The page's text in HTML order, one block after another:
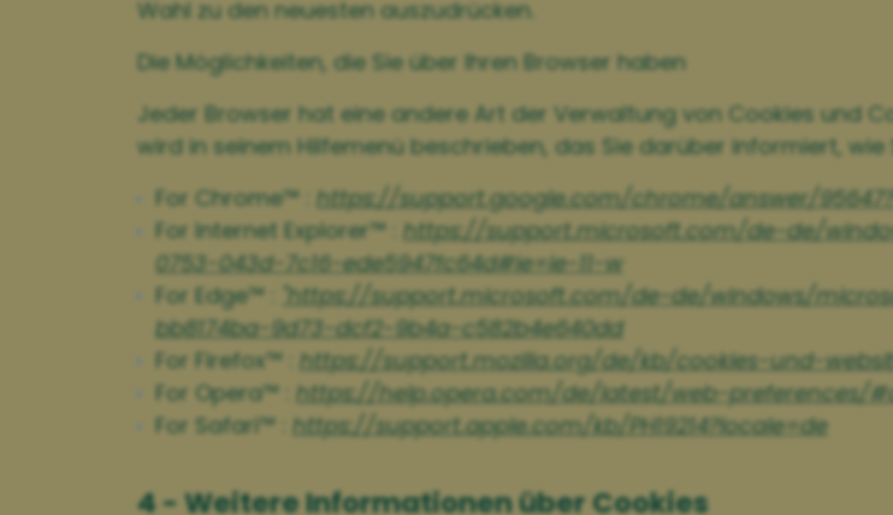
Wahl zu den neuesten auszudrücken.
Die Möglichkeiten, die Sie über Ihren Browser haben
Jeder Browser hat eine andere Art der Verwaltung von Cookies und
wird in seinem Hilfemenü beschrieben, das Sie darüber informiert, wie
For Chrome™ :
https://support.google.com/chrome/answer/
For Internet Explorer™ :
https://support.microsoft.com/de-de/
0753-043d-7c16-ede5947fc64d#ie=ie-11-w
For Edge™ :
"https://support.microsoft.com/de-de/windows/
bb8174ba-9d73-dcf2-9b4a-c582b4e640dd
For Firefox™ :
https://support.mozilla.org/de/kb/cookies-und-
For Opera™ :
https://help.opera.com/de/latest/web-preferences/
For Safari™ :
https://support.apple.com/kb/PH19214?locale=de
4 - Weitere Informationen über Cookies